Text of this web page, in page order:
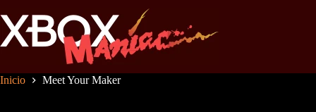
al
contenido
Inicio Meet Your Maker